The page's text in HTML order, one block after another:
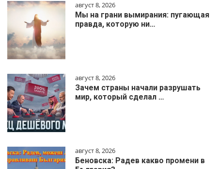
август 8, 2026
Мы на грани вымирания: пугающая
правда, которую ни…
август 8, 2026
Зачем страны начали разрушать
мир, который сделал …
август 8, 2026
Беновска: Радев какво промени в